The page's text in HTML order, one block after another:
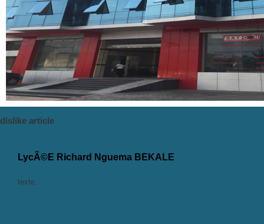
dislike article
LycÃ©e Richard Nguema BEKALE
texte...